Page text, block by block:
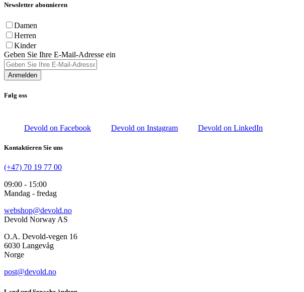
Newsletter abonnieren
Damen
Herren
Kinder
Geben Sie Ihre E-Mail-Adresse ein
Anmelden
Følg oss
Devold on Facebook Devold on Instagram Devold on LinkedIn
Kontaktieren Sie uns
(+47) 70 19 77 00
09:00 - 15:00
Mandag - fredag
webshop@devold.no
Devold Norway AS
O.A. Devold-vegen 16
6030 Langevåg
Norge
post@devold.no